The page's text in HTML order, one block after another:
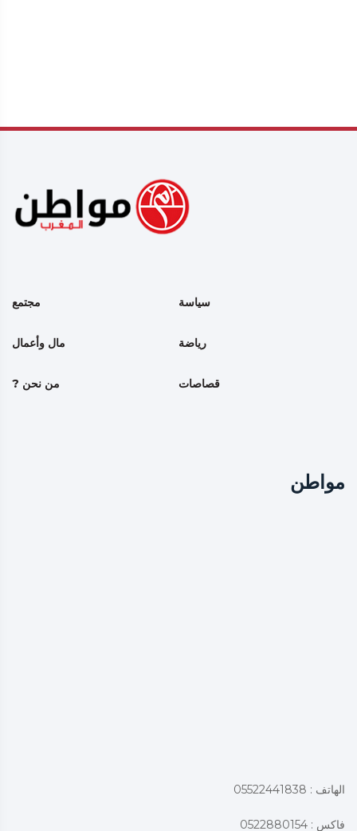
سياسة مجتمع
رياضة مال وأعمال
قصاصات من نحن ?
مواطن
الهاتف : 05522441838
فاكس : 0522880154